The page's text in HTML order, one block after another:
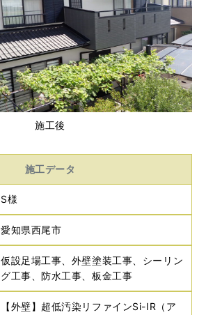
施工後
施工データ
S様
愛知県西尾市
仮設足場工事、外壁塗装工事、シーリン
グ工事、防水工事、板金工事
【外壁】超低汚染リファインSi-IR（ア